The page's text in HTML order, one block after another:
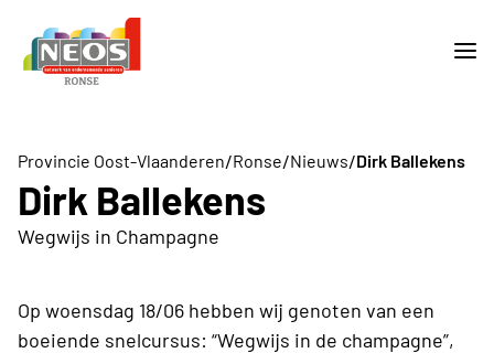
Provincie Oost-Vlaanderen/Ronse/Nieuws/Dirk Ballekens
Dirk Ballekens
Wegwijs in Champagne
Op woensdag 18/06 hebben wij genoten van een
boeiende snelcursus: “Wegwijs in de champagne”,